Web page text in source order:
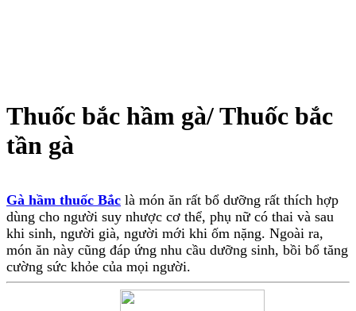
Thuốc bắc hầm gà/ Thuốc bắc
tần gà
Gà hầm thuốc Bắc là món ăn rất bổ dưỡng rất thích hợp
dùng cho người suy nhược cơ thể, phụ nữ có thai và sau
khi sinh, người già, người mới khi ốm nặng. Ngoài ra,
món ăn này cũng đáp ứng nhu cầu dưỡng sinh, bồi bổ tăng
cường sức khỏe của mọi người.